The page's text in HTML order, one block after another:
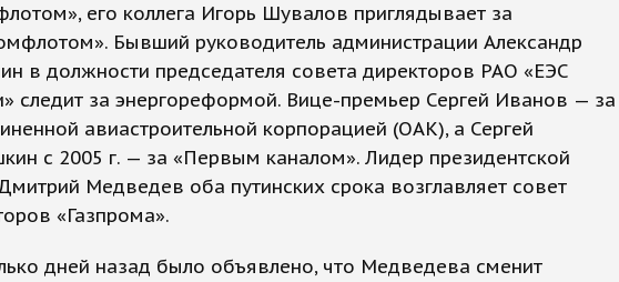
его коллега Игорь Шувалов приглядывает за
Бывший руководитель администрации Александр
в должности председателя совета директоров РАО «ЕЭС
следит за энергореформой. Вице-премьер Сергей Иванов — за
авиастроительной корпорацией (ОАК), а Сергей
с 2005 г. — за «Первым каналом». Лидер президентской
Медведев оба путинских срока возглавляет совет
«Газпрома».
дней назад было объявлено, что Медведева сменит